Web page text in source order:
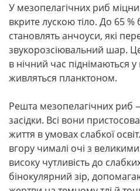
У мезопелагічних риб
вкрите лускою тіло. До 65 %
становлять анчоуси, які
звукорозсіювальний шар. Це
в нічний час піднімаються
живляться планктоном.
Решта мезопелагічних риб
засідки. Всі вони
життя в умовах слабкої
вгору чималі очі з
високу чутливість до
бінокулярний зір,